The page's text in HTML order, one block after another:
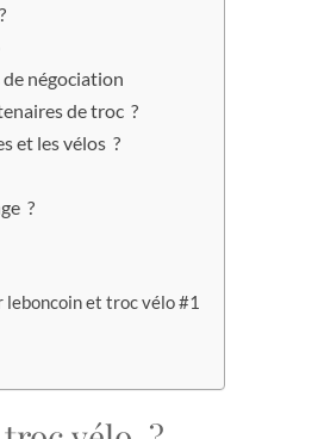
négociation
de troc ?
et les vélos ?
?
leboncoin et troc vélo #1